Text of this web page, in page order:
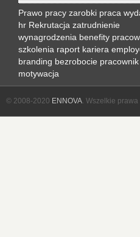
Prawo pracy zarobki praca
hr Rekrutacja zatrudnienie
wynagrodzenia benefity
szkolenia raport kariera
branding bezrobocie pracownik
motywacja
© 2008-2020 ENNOVA. Wszelkie